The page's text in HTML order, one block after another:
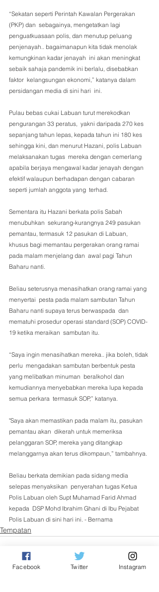
“Sekatan seperti Perintah Kawalan Pergerakan
(PKP) dan  sebagainya, mengetatkan lagi
penguatkuasaan polis, dan menutup peluang
penjenayah.. bagaimanapun kita tidak menolak
kemungkinan kadar jenayah  ini akan meningkat
sebaik sahaja pandemik ini berlalu, disebabkan
faktor  kelangsungan ekonomi,” katanya dalam
persidangan media di sini hari  ini.
Pulau bebas cukai Labuan turut merekodkan
pengurangan 33 peratus,  yakni daripada 270 kes
sepanjang tahun lepas, kepada tahun ini 180 kes
sehingga kini, dan menurut Hazani, polis Labuan
melaksanakan tugas  mereka dengan cemerlang
apabila berjaya mengawal kadar jenayah dengan
efektif walaupun berhadapan dengan cabaran
seperti jumlah anggota yang  terhad.
Sementara itu Hazani berkata polis Sabah
menubuhkan  sekurang-kurangnya 249 pasukan
pemantau, termasuk 12 pasukan di Labuan,
khusus bagi memantau pergerakan orang ramai
pada malam menjelang dan  awal pagi Tahun
Baharu nanti.
Beliau seterusnya menasihatkan orang ramai yang
menyertai  pesta pada malam sambutan Tahun
Baharu nanti supaya terus berwaspada  dan
mematuhi prosedur operasi standard (SOP) COVID-
19 ketika meraikan  sambutan itu.
“Saya ingin menasihatkan mereka.. jika boleh, tidak
perlu  mengadakan sambutan berbentuk pesta
yang melibatkan minuman  beralkohol dan
kemudiannya menyebabkan mereka lupa kepada
semua perkara  termasuk SOP,” katanya.
"Saya akan memastikan pada malam itu, pasukan
pemantau akan  dikerah untuk memeriksa
pelanggaran SOP, mereka yang ditangkap
melanggarnya akan terus dikompaun,” tambahnya.
Beliau berkata demikian pada sidang media
selepas menyaksikan  penyerahan tugas Ketua
Polis Labuan oleh Supt Muhamad Farid Ahmad
kepada  DSP Mohd Ibrahim Ghani di Ibu Pejabat
Polis Labuan di sini hari ini. - Bernama
Tempatan
Facebook Twitter Instagram